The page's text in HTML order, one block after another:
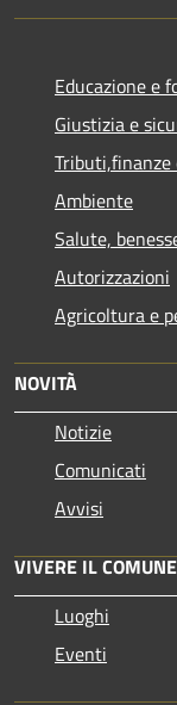
Educazione e
Giustizia e
Ambiente
Salute,
Autorizzazioni
Agricoltura e
NOVITÀ
Notizie
Comunicati
Avvisi
VIVERE IL COMUNE
Luoghi
Eventi